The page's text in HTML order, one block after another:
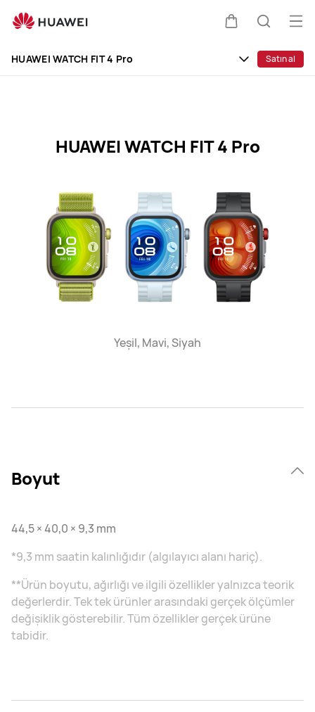
WATCH
aç
HUAWEI WATCH FIT 4 Pro Satın al
HUAWEI WATCH FIT 4 Pro
Yeşil, Mavi, Siyah
Boyut
44,5 × 40,0 × 9,3 mm
*9,3 mm saatin kalınlığıdır (algılayıcı alanı hariç).
**Ürün boyutu, ağırlığı ve ilgili özellikler yalnızca teorik
değerlerdir. Tek tek ürünler arasındaki gerçek ölçümler
değişiklik gösterebilir. Tüm özellikler gerçek ürüne
tabidir.